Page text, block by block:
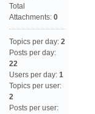
Total
Attachments: 0
Topics per day: 2
Posts per day:
22
Users per day: 1
Topics per user:
2
Posts per user: